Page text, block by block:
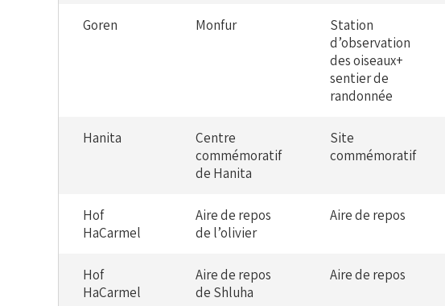
Goren Monfur
Station
d’observation
des oiseaux+
sentier de
randonnée
Hanita
Centre
commémoratif
de Hanita
Site
commémoratif
Hof
HaCarmel
Aire de repos
de l’olivier
Aire de repos
Hof
HaCarmel
Aire de repos
de Shluha
Aire de repos